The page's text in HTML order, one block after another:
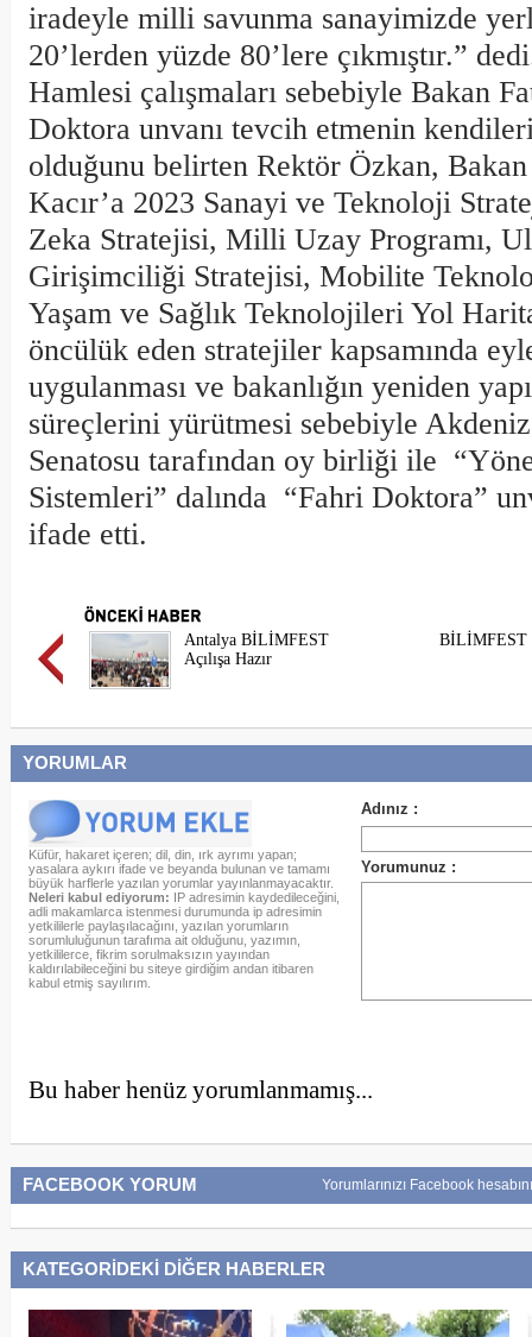
iradeyle milli savunma sanayimizde
20’lerden yüzde 80’lere çıkmıştır.”
Hamlesi çalışmaları sebebiyle Bakan
Doktora unvanı tevcih etmenin
olduğunu belirten Rektör Özkan,
Kacır’a 2023 Sanayi ve Teknoloji
Zeka Stratejisi, Milli Uzay Programı,
Girişimciliği Stratejisi, Mobilite
Yaşam ve Sağlık Teknolojileri Yol
öncülük eden stratejiler kapsamında
uygulanması ve bakanlığın yeniden
süreçlerini yürütmesi sebebiyle
Senatosu tarafından oy birliği ile
Sistemleri” dalında “Fahri Doktora”
ifade etti.
Antalya BİLİMFEST
Açılışa Hazır
BİLİMFEST
YORUMLAR
Küfür, hakaret içeren; dil, din, ırk ayrımı yapan;
yasalara aykırı ifade ve beyanda bulunan ve tamamı
büyük harflerle yazılan yorumlar yayınlanmayacaktır.
Neleri kabul ediyorum: IP adresimin kaydedileceğini,
adli makamlarca istenmesi durumunda ip adresimin
yetkililerle paylaşılacağını, yazılan yorumların
sorumluluğunun tarafıma ait olduğunu, yazımın,
yetkililerce, fikrim sorulmaksızın yayından
kaldırılabileceğini bu siteye girdiğim andan itibaren
kabul etmiş sayılırım.
Bu haber henüz yorumlanmamış...
FACEBOOK YORUM Yorumlarınızı Facebook
KATEGORİDEKİ DİĞER HABERLER